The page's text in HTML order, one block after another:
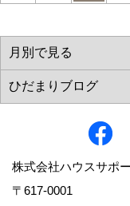
株式会社ハウスサポ
〒617-0001